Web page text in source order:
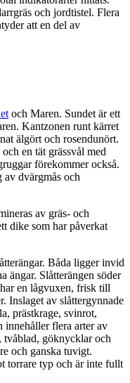
och jordtistel. Flera
att en del av
och Maren. Sundet är ett
Kantzonen runt kärret
älgört och rosendunört.
en tät grässvål med
förekommer också.
dvärgmås och
av gräs- och
dike som har påverkat
Båda ligger invid
ängar. Slåtterängen söder
en lågvuxen, frisk till
Inslaget av slåttergynnade
prästkrage, svinrot,
innehåller flera arter av
tvåblad, göknycklar och
och ganska tuvigt.
torrare typ och är inte fullt